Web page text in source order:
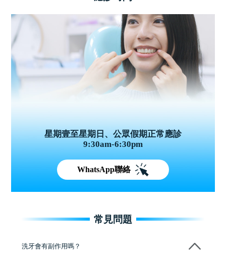
星期壹至星期日、公眾假期正常應診
9:30am-6:30pm
WhatsApp聯絡
常見問題
洗牙會有副作用嗎？